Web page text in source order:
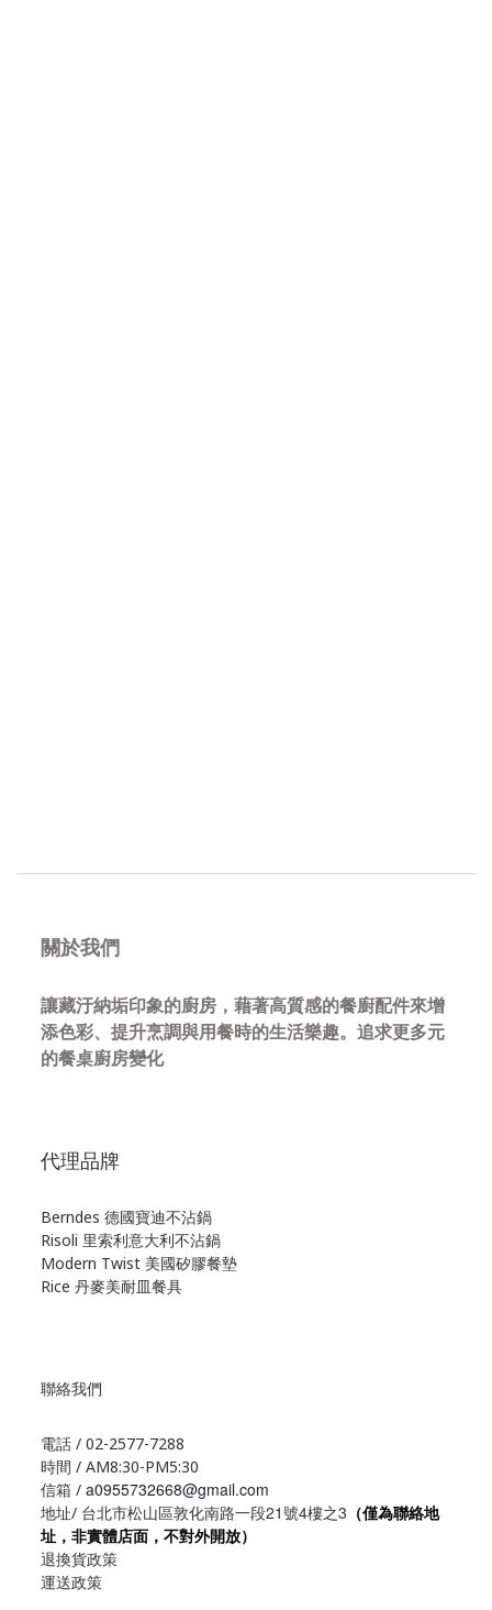
關於我們
讓藏汙納垢印象的廚房，藉著高質感的餐廚配件來增
添色彩、提升烹調與用餐時的生活樂趣。追求更多元
的餐桌廚房變化
代理品牌
Berndes 德國寶迪不沾鍋
Risoli 里索利意大利不沾鍋
Modern Twist 美國矽膠餐墊
Rice 丹麥美耐皿餐具
聯絡我們
電話 / 02-2577-7288
時間 / AM8:30-PM5:30
信箱 / a0955732668@gmail.com
地址/ 台北市松山區敦化南路一段21號4樓之3 （僅為聯絡地
址，非實體店面，不對外開放）
退換貨政策
運送政策